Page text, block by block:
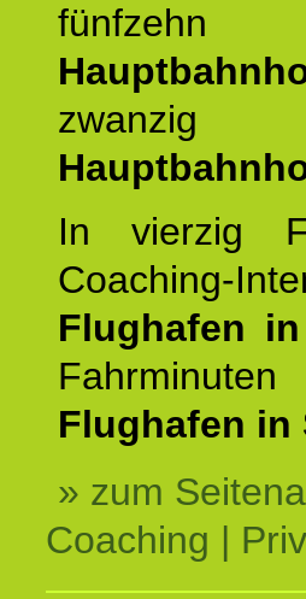
fünfzehn
zwanzig
In vierzig
Flughafen
Flughafen in
» zum
Coaching |